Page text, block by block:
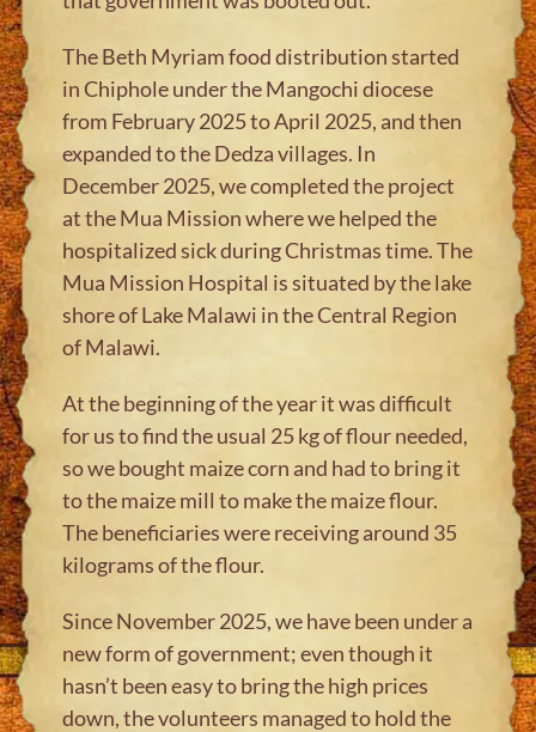
The Beth Myriam food distribution started
in Chiphole under the Mangochi diocese
from February 2025 to April 2025, and then
expanded to the Dedza villages. In
December 2025, we completed the project
at the Mua Mission where we helped the
hospitalized sick during Christmas time. The
Mua Mission Hospital is situated by the lake
shore of Lake Malawi in the Central Region
of Malawi.
At the beginning of the year it was difficult
for us to find the usual 25 kg of flour needed,
so we bought maize corn and had to bring it
to the maize mill to make the maize flour.
The beneficiaries were receiving around 35
kilograms of the flour.
Since November 2025, we have been under a
new form of government; even though it
hasn’t been easy to bring the high prices
down, the volunteers managed to hold the